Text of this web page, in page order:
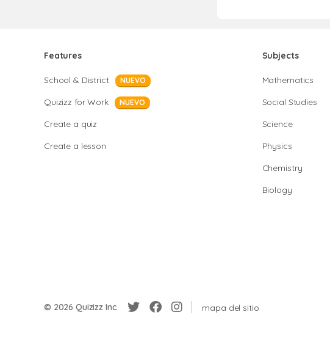
Features
School & District NUEVO
Quizizz for Work NUEVO
Create a quiz
Create a lesson
Subjects
Mathematics
Social Studies
Science
Physics
Chemistry
Biology
© 2026 Quizizz Inc. mapa del sitio